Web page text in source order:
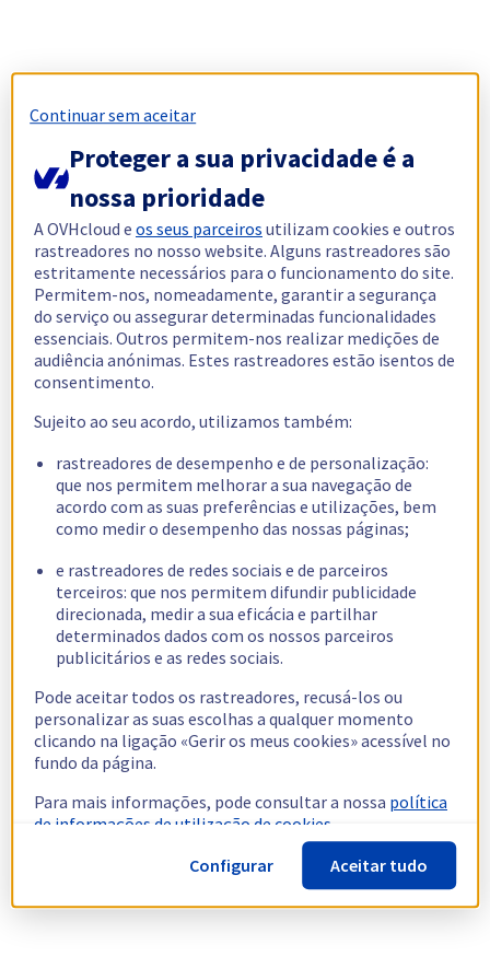
Continuar sem aceitar
Proteger a sua privacidade é a
nossa prioridade
A OVHcloud eos seus parceiros utilizam cookies e outros
rastreadores no nosso website. Alguns rastreadores são
estritamente necessários para o funcionamento do site.
Permitem-nos, nomeadamente, garantir a segurança
do serviço ou assegurar determinadas funcionalidades
essenciais. Outros permitem-nos realizar medições de
audiência anónimas. Estes rastreadores estão isentos de
consentimento.
Sujeito ao seu acordo, utilizamos também:
rastreadores de desempenho e de personalização:
que nos permitem melhorar a sua navegação de
acordo com as suas preferências e utilizações, bem
como medir o desempenho das nossas páginas;
e rastreadores de redes sociais e de parceiros
terceiros: que nos permitem difundir publicidade
direcionada, medir a sua eficácia e partilhar
determinados dados com os nossos parceiros
publicitários e as redes sociais.
Pode aceitar todos os rastreadores, recusá-los ou
personalizar as suas escolhas a qualquer momento
clicando na ligação «Gerir os meus cookies» acessível no
fundo da página.
Para mais informações, pode consultar a nossa política
de informações de utilização de cookies.
Configurar
Aceitar tudo